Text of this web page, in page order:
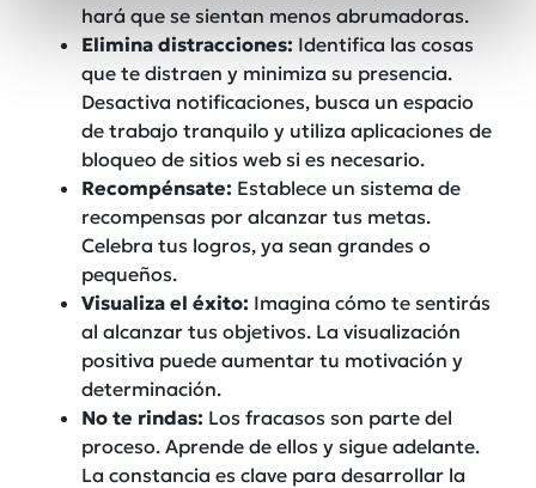
hará que se sientan menos abrumadoras.
Elimina distracciones: Identifica las cosas
que te distraen y minimiza su presencia.
Desactiva notificaciones, busca un espacio
de trabajo tranquilo y utiliza aplicaciones de
bloqueo de sitios web si es necesario.
Recompénsate: Establece un sistema de
recompensas por alcanzar tus metas.
Celebra tus logros, ya sean grandes o
pequeños.
Visualiza el éxito: Imagina cómo te sentirás
al alcanzar tus objetivos. La visualización
positiva puede aumentar tu motivación y
determinación.
No te rindas: Los fracasos son parte del
proceso. Aprende de ellos y sigue adelante.
La constancia es clave para desarrollar la